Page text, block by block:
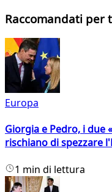
Raccomandati per
Europa
Giorgia e Pedro, i due
rischiano di spezzare
1 min di lettura